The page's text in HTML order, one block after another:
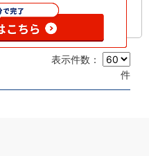
気に入りに追加
表示件数：
件